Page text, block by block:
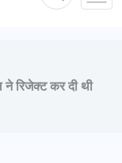
रिजेक्ट कर दी थी